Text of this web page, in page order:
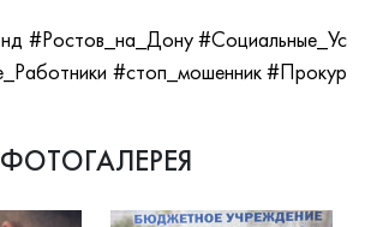
#Ростов_на_Дону #Социальные_Ус
#стоп_мошенник #Прокур
ФОТОГАЛЕРЕЯ